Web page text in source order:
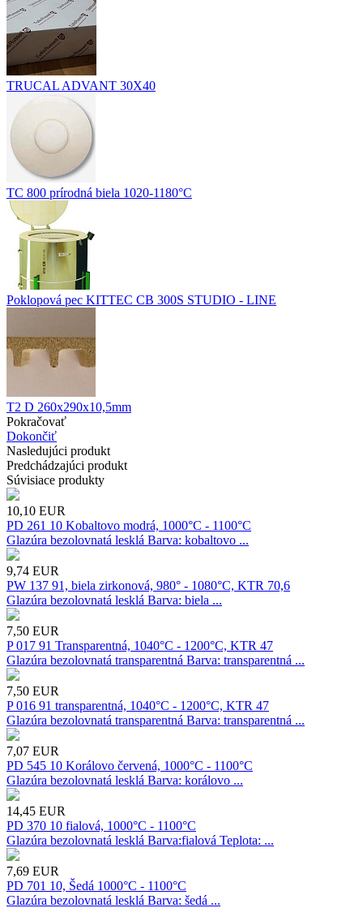
TRUCAL ADVANT 30X40
TC 800 prírodná biela 1020-1180°C
Poklopová pec KITTEC CB 300S STUDIO - LINE
T2 D 260x290x10,5mm
Pokračovať
Dokončiť
Nasledujúci produkt
Predchádzajúci produkt
Súvisiace produkty
10,10 EUR
PD 261 10 Kobaltovo modrá, 1000°C - 1100°C
Glazúra bezolovnatá lesklá Barva: kobaltovo ...
9,74 EUR
PW 137 91, biela zirkonová, 980° - 1080°C, KTR 70,6
Glazúra bezolovnatá lesklá Barva: biela ...
7,50 EUR
P 017 91 Transparentná, 1040°C - 1200°C, KTR 47
Glazúra bezolovnatá transparentná Barva: transparentná ...
7,50 EUR
P 016 91 transparentná, 1040°C - 1200°C, KTR 47
Glazúra bezolovnatá transparentná Barva: transparentná ...
7,07 EUR
PD 545 10 Korálovo červená, 1000°C - 1100°C
Glazúra bezolovnatá lesklá Barva: korálovo ...
14,45 EUR
PD 370 10 fialová, 1000°C - 1100°C
Glazúra bezolovnatá lesklá Barva:fialová Teplota: ...
7,69 EUR
PD 701 10, Šedá 1000°C - 1100°C
Glazúra bezolovnatá lesklá Barva: šedá ...